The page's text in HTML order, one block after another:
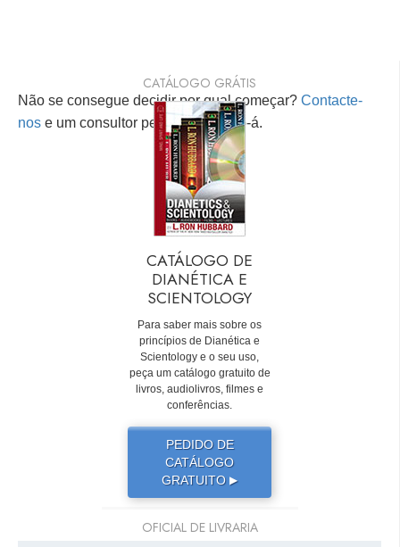
Não se consegue decidir por qual começar? Contacte-
nos e um consultor pessoal ajudá-lo-á.
CATÁLOGO GRÁTIS
CATÁLOGO DE
DIANÉTICA E
SCIENTOLOGY
Para saber mais sobre os
princípios de Dianética e
Scientology e o seu uso,
peça um catálogo gratuito de
livros, audiolivros, filmes e
conferências.
PEDIDO DE
CATÁLOGO
GRATUITO ▶
OFICIAL DE LIVRARIA